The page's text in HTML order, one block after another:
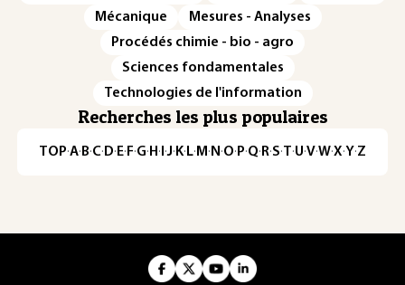
Mécanique
Mesures - Analyses
Procédés chimie - bio - agro
Sciences fondamentales
Technologies de l'information
Recherches les plus populaires
TOP·A·B·C· D· E· F·G· H · ·J· K· L· M · N ·O· P·Q· R·S·T·U·V·W·X·Y·Z